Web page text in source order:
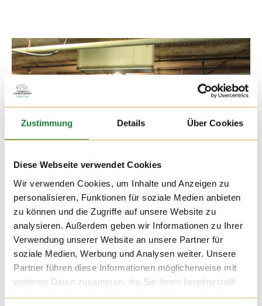
Zustimmung Details Über Cookies
Diese Webseite verwendet Cookies
Wir verwenden Cookies, um Inhalte und Anzeigen zu
personalisieren, Funktionen für soziale Medien anbieten
zu können und die Zugriffe auf unsere Website zu
analysieren. Außerdem geben wir Informationen zu Ihrer
Verwendung unserer Website an unsere Partner für
soziale Medien, Werbung und Analysen weiter. Unsere
Partner führen diese Informationen möglicherweise mit
weiteren Daten zusammen, die Sie ihnen bereitgestellt
05. AUG 2016
Auch die Mitarbeiter der ANW Agrarmanagement Nord West
eG zeigten großes Interesse an einer Führung auf dem Hof
Hempen, die von Sabine begleitet wurde.